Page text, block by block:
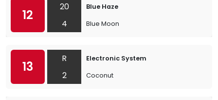
12
20
4
Blue Haze
Blue Moon
13
R
2
Electronic System
Coconut